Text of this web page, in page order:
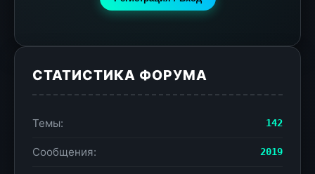
СТАТИСТИКА ФОРУМА
Темы: 142
Сообщения: 2019